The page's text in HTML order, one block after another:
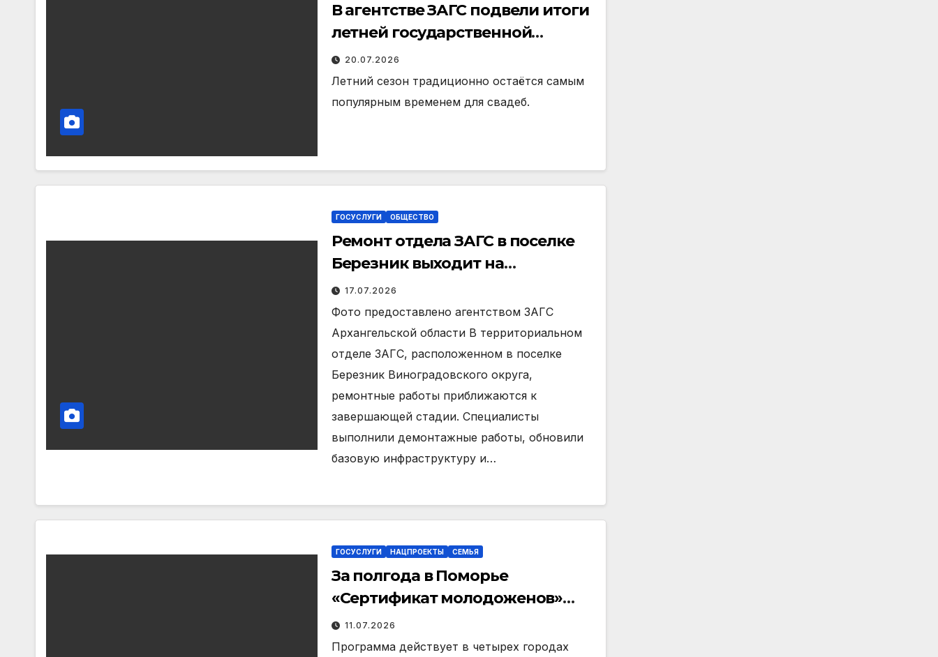
В агентстве ЗАГС подвели итоги
летней государственной
регистрации актов
гражданского состояния
20.07.2026
Летний сезон традиционно остаётся самым
популярным временем для свадеб.
ГОСУСЛУГИ ОБЩЕСТВО
Ремонт отдела ЗАГС в поселке
Березник выходит на
финишную прямую
17.07.2026
Фото предоставлено агентством ЗАГС
Архангельской области В территориальном
отделе ЗАГС, расположенном в поселке
Березник Виноградовского округа,
ремонтные работы приближаются к
завершающей стадии. Специалисты
выполнили демонтажные работы, обновили
базовую инфраструктуру и…
ГОСУСЛУГИ НАЦПРОЕКТЫ СЕМЬЯ
За полгода в Поморье
«Сертификат молодоженов»
получили 766 пар новобрачных
11.07.2026
Программа действует в четырех городах